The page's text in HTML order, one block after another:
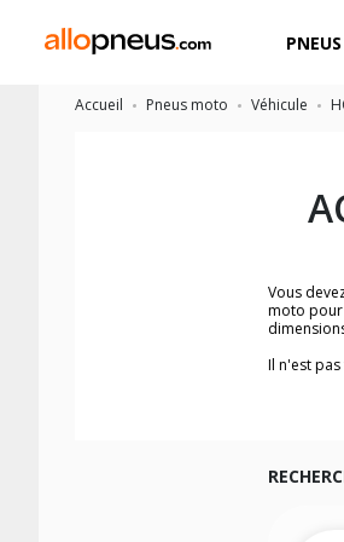
Accueil Pneus moto Véhicule
Vous
moto pour
Il n'est
Vous ne
facilement.